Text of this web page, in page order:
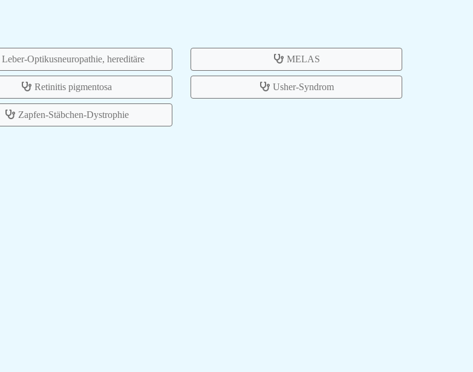
Leber-Optikusneuropathie, hereditäre MELAS
Retinitis pigmentosa Usher-Syndrom
Zapfen-Stäbchen-Dystrophie